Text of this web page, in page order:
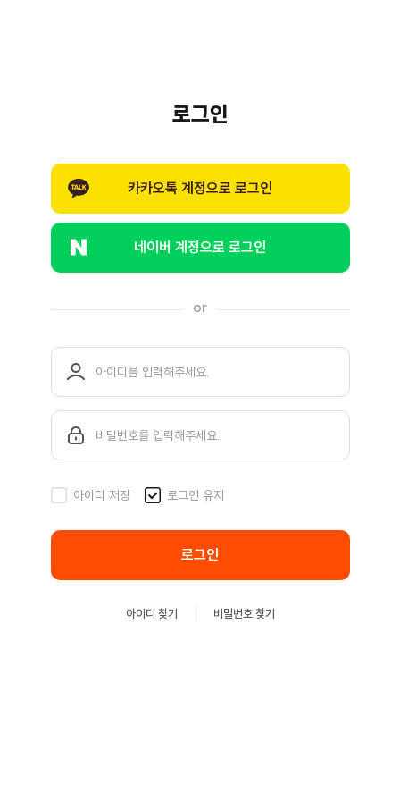
로그인
카카오톡 계정으로 로그인
네이버 계정으로 로그인
or
아이디 저장 로그인 유지
로그인
아이디 찾기 비밀번호 찾기